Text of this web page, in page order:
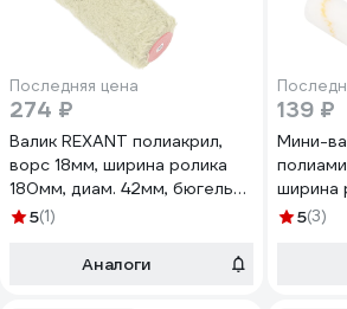
Последняя цена
274 ₽
Валик REXANT полиакрил,
ворс 18мм, ширина ролика
180мм, диам. 42мм, бюгель
6мм, d 42мм 89-0023
5(1)
Аналоги
139 ₽
Мини-
ширина
0055
5(3)